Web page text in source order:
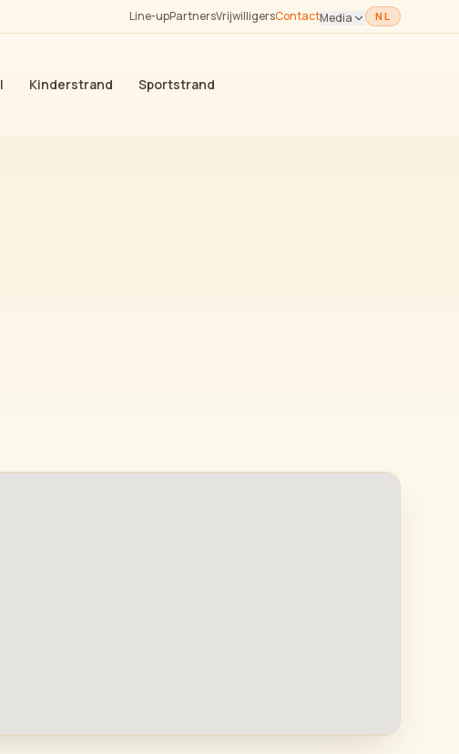
Line-upPartnersVrijwilligersContactMedia NL
Kinderstrand Sportstrand